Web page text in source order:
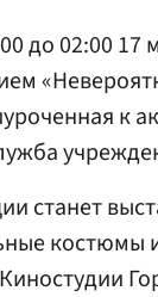
до 02:00 17
к
станет